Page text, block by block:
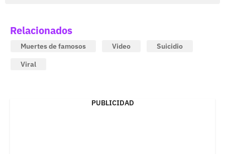
Relacionados
Muertes de famosos Video
Suicidio
Viral
PUBLICIDAD